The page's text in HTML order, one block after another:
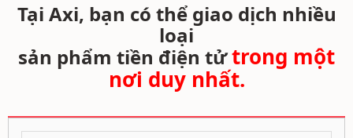
Tại Axi, bạn có thể giao dịch nhiều
loại
sản phẩm tiền điện tửtrong một
nơi duy nhất.